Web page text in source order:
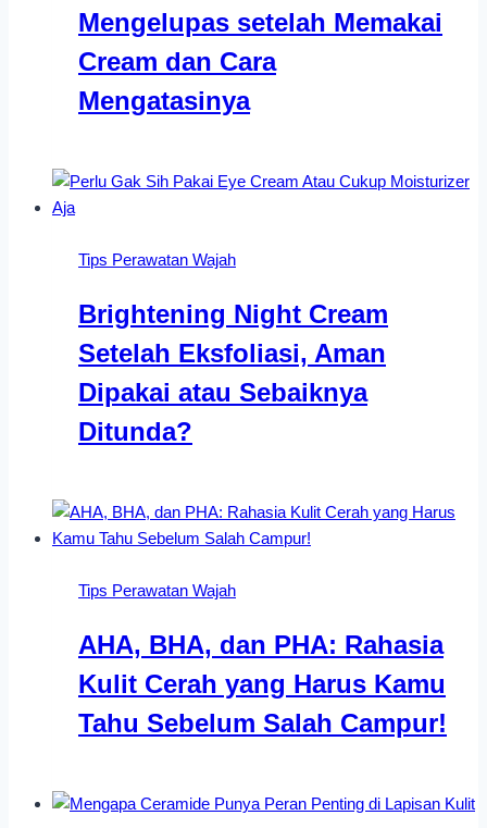
Mengelupas setelah Memakai
Cream dan Cara
Mengatasinya
Tips Perawatan Wajah
Brightening Night Cream
Setelah Eksfoliasi, Aman
Dipakai atau Sebaiknya
Ditunda?
Tips Perawatan Wajah
AHA, BHA, dan PHA: Rahasia
Kulit Cerah yang Harus Kamu
Tahu Sebelum Salah Campur!